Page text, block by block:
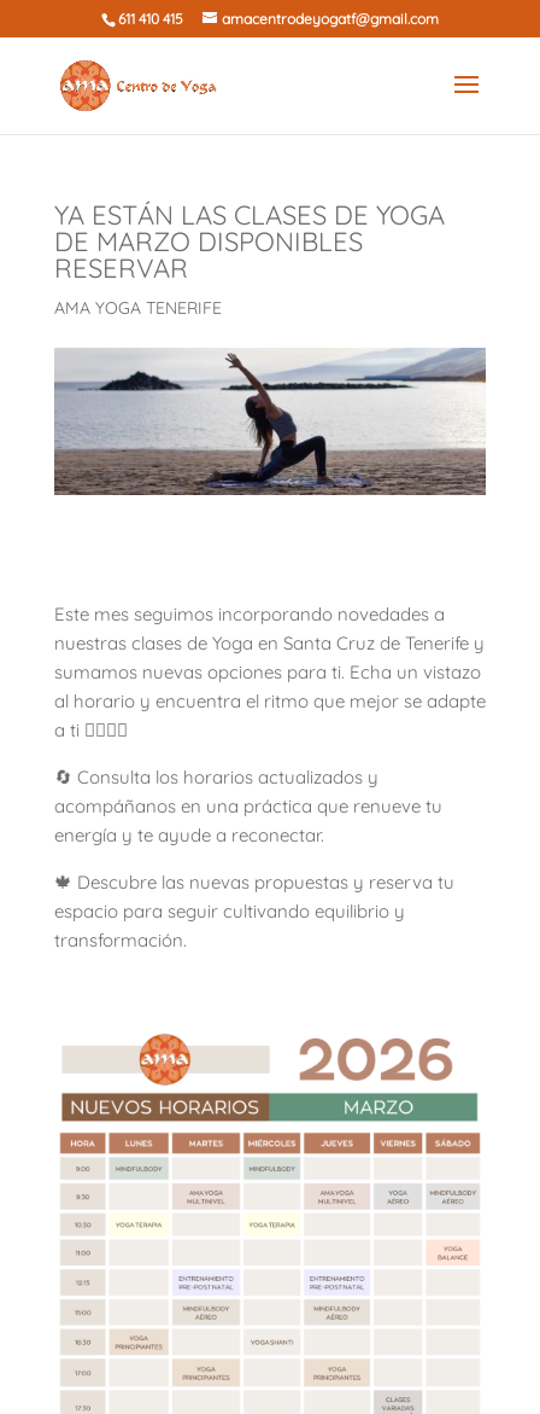
611 410 415 amacentrodeyogatf@gmail.com
YA ESTÁN LAS CLASES DE YOGA
DE MARZO DISPONIBLES
RESERVAR
AMA YOGA TENERIFE
Este mes seguimos incorporando novedades a
nuestras clases de Yoga en Santa Cruz de Tenerife y
sumamos nuevas opciones para ti. Echa un vistazo
al horario y encuentra el ritmo que mejor se adapte
a ti 🧘‍♀️🧘‍♂️
🔄 Consulta los horarios actualizados y
acompáñanos en una práctica que renueve tu
energía y te ayude a reconectar.
🍁 Descubre las nuevas propuestas y reserva tu
espacio para seguir cultivando equilibrio y
transformación.